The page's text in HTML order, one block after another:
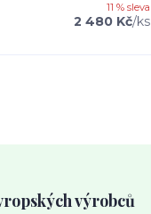
11 % sleva
2 480 Kč/ks
výrobců